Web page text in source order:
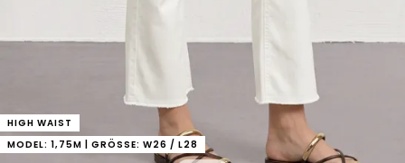
HIGH WAIST
MODEL: 1,75M | GRÖSSE: W26 / L28